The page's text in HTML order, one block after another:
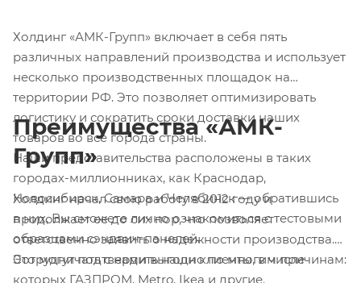
Холдинг «АМК-Групп» включает в себя пять
различных направлений производства и использует
несколько производственных площадок на
территории РФ. Это позволяет оптимизировать
логистику и сократить сроки доставки наших
товаров во все города страны.
Наши представительства расположены в таких
городах-миллионниках, как Краснодар,
Новосибирск, Самара и Челябинск — обратившись
в них, Вы сможете лично ознакомиться с тестовыми
образцами сэндвич-панелей.
Преимущества «АМК-
Групп»
Холдинг начал свою работу в 2012 году и
продолжает ее до сих пор, что позволяет
ответственно заявить о надежности производства.
Это могут подтвердить наши клиенты, в числе
которых ГАЗПРОМ, Metro, Ikea и другие.
Сотрудничать с нами выгодно по многим причинам: